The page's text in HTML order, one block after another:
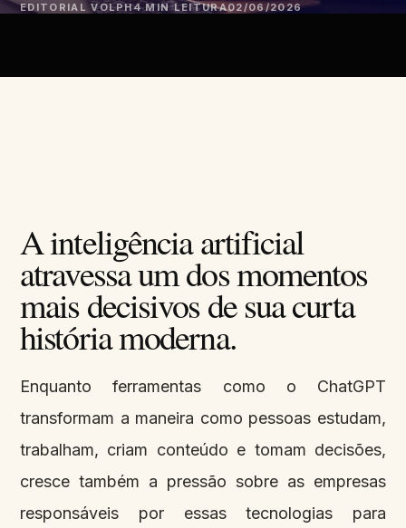
EDITORIAL VOLPH4 MIN LEITURA02/06/2026
A inteligência artificial
atravessa um dos momentos
mais decisivos de sua curta
história moderna.
Enquanto ferramentas como o ChatGPT
transformam a maneira como pessoas estudam,
trabalham, criam conteúdo e tomam decisões,
cresce também a pressão sobre as empresas
responsáveis por essas tecnologias para